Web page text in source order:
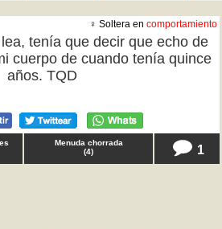
♀ Soltera en comportamiento
tenía que decir que echo de
cuerpo de cuando tenía quince
años. TQD
Menuda chorrada
(4) 1